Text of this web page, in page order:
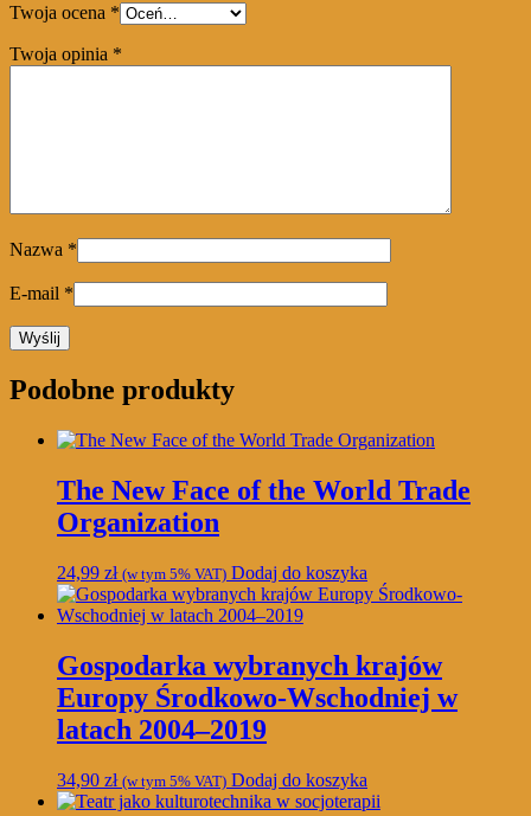
Twoja ocena *
Twoja opinia *
Nazwa *
E-mail *
Podobne produkty
The New Face of the World Trade
Organization
24,99 zł (w tym 5% VAT) Dodaj do koszyka
Gospodarka wybranych krajów
Europy Środkowo-Wschodniej w
latach 2004–2019
34,90 zł (w tym 5% VAT) Dodaj do koszyka